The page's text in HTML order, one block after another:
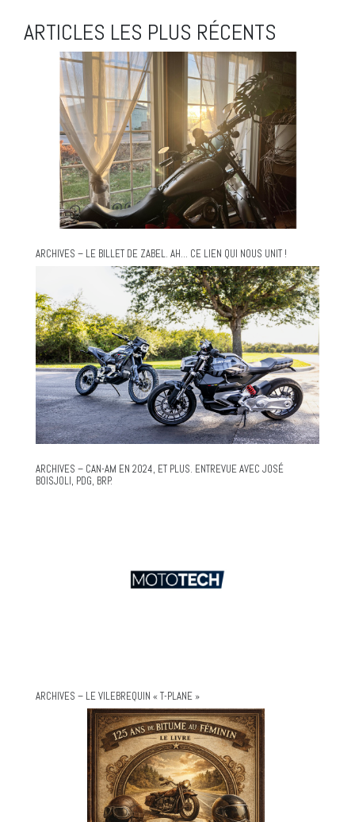
ARTICLES LES PLUS RÉCENTS
ARCHIVES – LE BILLET DE ZABEL. AH… CE LIEN QUI NOUS UNIT !
ARCHIVES – CAN-AM EN 2024, ET PLUS. ENTREVUE AVEC JOSÉ
BOISJOLI, PDG, BRP.
ARCHIVES – LE VILEBREQUIN « T-PLANE »